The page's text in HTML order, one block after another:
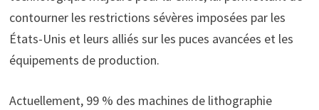
contourner les restrictions sévères imposées par les
États-Unis et leurs alliés sur les puces avancées et les
équipements de production.
Actuellement, 99 % des machines de lithographie